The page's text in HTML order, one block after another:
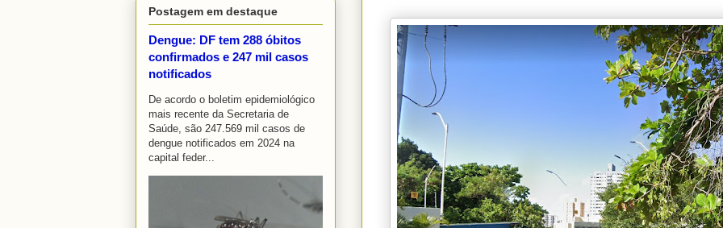
Postagem em destaque
Dengue: DF tem 288 óbitos
confirmados e 247 mil casos
notificados
De acordo o boletim epidemiológico
mais recente da Secretaria de
Saúde, são 247.569 mil casos de
dengue notificados em 2024 na
capital feder...